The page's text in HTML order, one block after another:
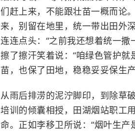
们赶上来，不能跟壮苗一概而论
来，别留在地里，统一带出田外
连连点头：“之前我还想着统一
擦了擦汗笑着说：“咱绿色管护
苗，也保了田地，稳稳妥妥保生
从雨后排涝的泥泞脚印，到除草
培训的倾囊相授，田湖烟站职工
命。正如李移卫所说：“烟叶生产